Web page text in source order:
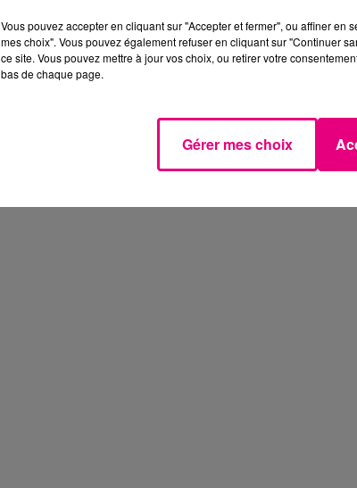
Vous pouvez accepter en cliquant sur "Accepter et fermer", ou affiner en
mes choix". Vous pouvez également refuser en cliquant sur "Continuer
ce site. Vous pouvez mettre à jour vos choix, ou retirer votre
bas de chaque page.
Gérer mes choix